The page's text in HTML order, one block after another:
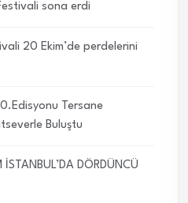
sona erdi
20 Ekim’de perdelerini
Tersane
Buluştu
DÖRDÜNCÜ